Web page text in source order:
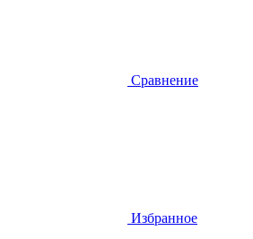
Сравнение
Избранное